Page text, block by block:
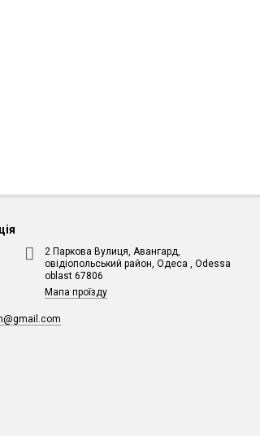
2 Паркова Вулиця, Авангард,
овідіопольський район, Одеса , Odessa
oblast 67806
Мапа проїзду